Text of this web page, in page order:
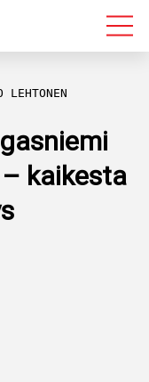
LEHTONEN
kaikesta